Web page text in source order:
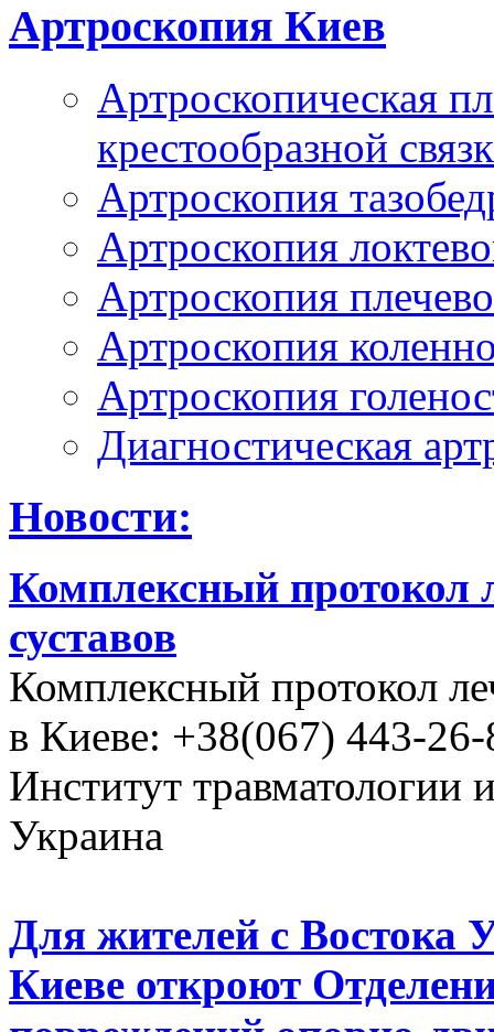
Артроскопия Киев
Артроскопическая
крестообразной
Артроскопия
Артроскопия
Артроскопия
Артроскопия
Артроскопия
Диагностическая
Новости:
Комплексный протокол
суставов
Комплексный протокол
в Киеве: +38(067) 443-
Институт
Украина
Для жителей с
Киеве откроют